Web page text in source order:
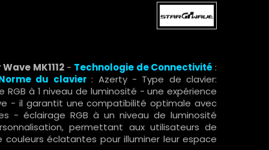
MK1112 - Technologie de Connectivité :
du clavier : Azerty - Type de clavier:
à 1 niveau de luminosité - une expérience
- il garantit une compatibilité optimale avec
- éclairage RGB à un niveau de luminosité
permettant aux utilisateurs de
éclatantes pour illuminer leur espace